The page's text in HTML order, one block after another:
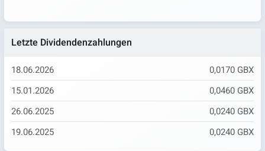
Letzte Dividendenzahlungen
18.06.2026
0,0170 GBX
15.01.2026
0,0460 GBX
26.06.2025
0,0240 GBX
19.06.2025
0,0240 GBX